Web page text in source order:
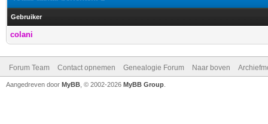
Gebruiker
colani
Forum Team Contact opnemen Genealogie Forum Naar boven
Aangedreven door MyBB , © 2002-2026 MyBB Group